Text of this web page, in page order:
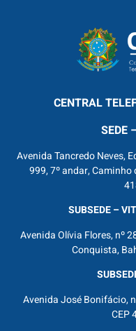
CENTRAL
SEDE
Avenida Tancredo Neves,
999, 7º andar, Caminho
SUBSEDE –
Avenida Olívia Flores, nº
Conquista,
Avenida José Bonifácio,
CEP